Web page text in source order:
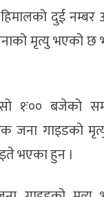
दुई नम्बर
मृत्यु भएको
१ः०० बजेको
जना गाइडको
भएका हुन ।